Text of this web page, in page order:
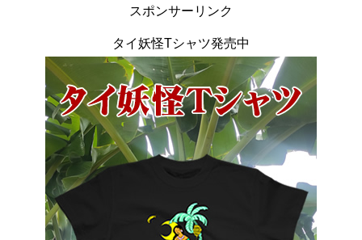
スポンサーリンク
タイ妖怪Tシャツ発売中